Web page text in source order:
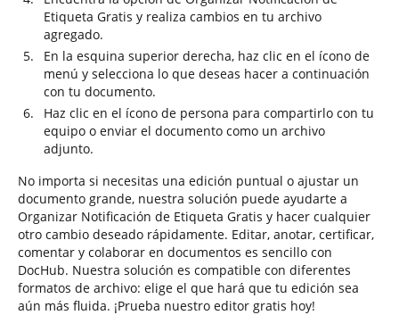
Etiqueta Gratis y realiza cambios en tu archivo
agregado.
En la esquina superior derecha, haz clic en el ícono de
menú y selecciona lo que deseas hacer a continuación
con tu documento.
Haz clic en el ícono de persona para compartirlo con tu
equipo o enviar el documento como un archivo
adjunto.
No importa si necesitas una edición puntual o ajustar un
documento grande, nuestra solución puede ayudarte a
Organizar Notificación de Etiqueta Gratis y hacer cualquier
otro cambio deseado rápidamente. Editar, anotar, certificar,
comentar y colaborar en documentos es sencillo con
DocHub. Nuestra solución es compatible con diferentes
formatos de archivo: elige el que hará que tu edición sea
aún más fluida. ¡Prueba nuestro editor gratis hoy!